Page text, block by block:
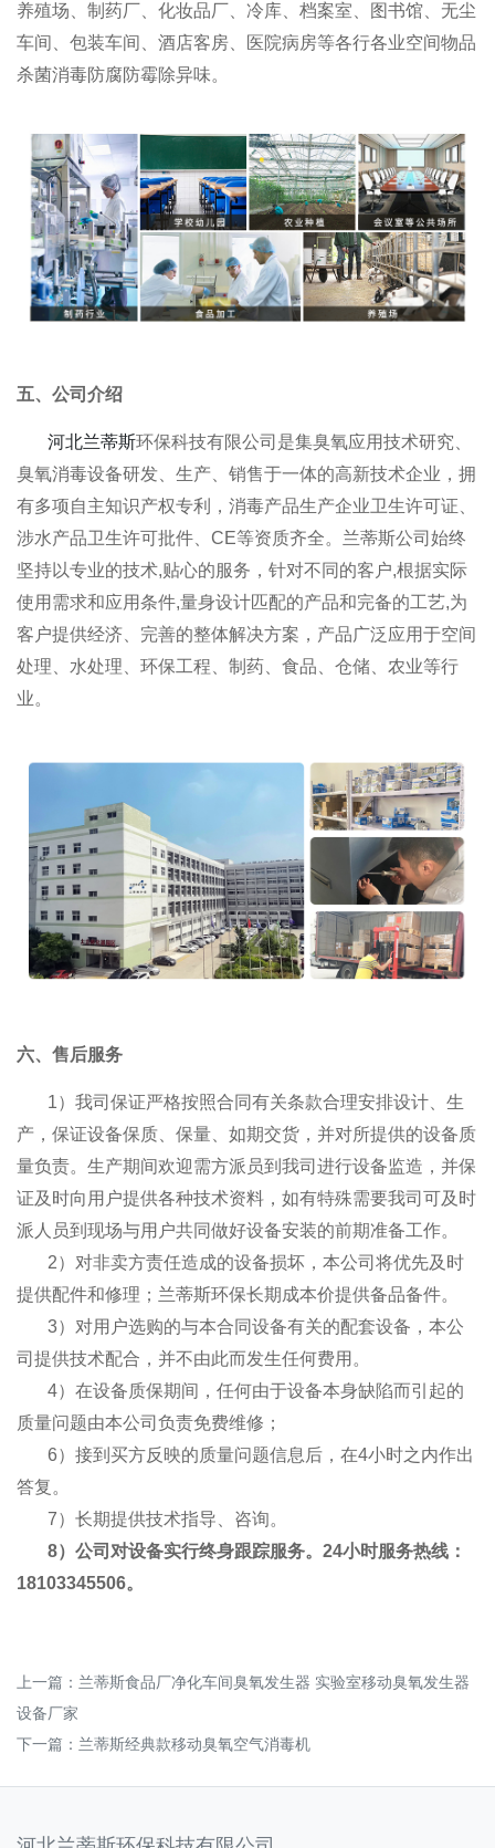
养殖场、制药厂、化妆品厂、冷库、档案室、图书馆、无尘
车间、包装车间、酒店客房、医院病房等各行各业空间物品
杀菌消毒防腐防霉除异味。
五、公司介绍
河北兰蒂斯环保科技有限公司是集臭氧应用技术研究、
臭氧消毒设备研发、生产、销售于一体的高新技术企业，拥
有多项自主知识产权专利，消毒产品生产企业卫生许可证、
涉水产品卫生许可批件、CE等资质齐全。兰蒂斯公司始终
坚持以专业的技术,贴心的服务，针对不同的客户,根据实际
使用需求和应用条件,量身设计匹配的产品和完备的工艺,为
客户提供经济、完善的整体解决方案，产品广泛应用于空间
处理、水处理、环保工程、制药、食品、仓储、农业等行
业。
六、售后服务
1）我司保证严格按照合同有关条款合理安排设计、生
产，保证设备保质、保量、如期交货，并对所提供的设备质
量负责。生产期间欢迎需方派员到我司进行设备监造，并保
证及时向用户提供各种技术资料，如有特殊需要我司可及时
派人员到现场与用户共同做好设备安装的前期准备工作。
2）对非卖方责任造成的设备损坏，本公司将优先及时
提供配件和修理；兰蒂斯环保长期成本价提供备品备件。
3）对用户选购的与本合同设备有关的配套设备，本公
司提供技术配合，并不由此而发生任何费用。
4）在设备质保期间，任何由于设备本身缺陷而引起的
质量问题由本公司负责免费维修；
6）接到买方反映的质量问题信息后，在4小时之内作出
答复。
7）长期提供技术指导、咨询。
8）公司对设备实行终身跟踪服务。24小时服务热线：
18103345506。
上一篇： 兰蒂斯食品厂净化车间臭氧发生器 实验室移动臭氧发生器
设备厂家
下一篇： 兰蒂斯经典款移动臭氧空气消毒机